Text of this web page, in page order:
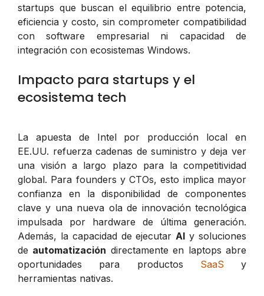
startups que buscan el equilibrio entre potencia,
eficiencia y costo, sin comprometer compatibilidad
con software empresarial ni capacidad de
integración con ecosistemas Windows.
Impacto para startups y el
ecosistema tech
La apuesta de Intel por producción local en
EE.UU. refuerza cadenas de suministro y deja ver
una visión a largo plazo para la competitividad
global. Para founders y CTOs, esto implica mayor
confianza en la disponibilidad de componentes
clave y una nueva ola de innovación tecnológica
impulsada por hardware de última generación.
Además, la capacidad de ejecutar AI y soluciones
de automatización directamente en laptops abre
oportunidades para productos SaaS y
herramientas nativas.